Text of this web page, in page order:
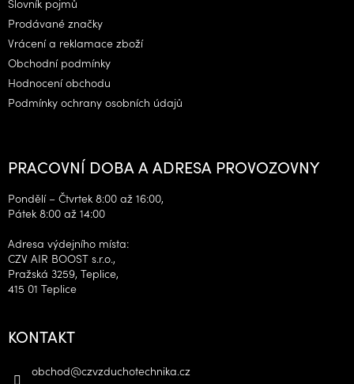
Prodávané značky
Vrácení a reklamace zboží
Obchodní podmínky
Hodnocení obchodu
Podmínky ochrany osobních údajů
PRACOVNÍ DOBA A ADRESA PROVOZOVNY
Pondělí – Čtvrtek 8:00 až 16:00,
Pátek 8:00 až 14:00
Adresa výdejního místa:
CZV AIR BOOST s.r.o.,
Pražská 3259, Teplice,
415 01 Teplice
KONTAKT
obchod@czvzduchotechnika.cz